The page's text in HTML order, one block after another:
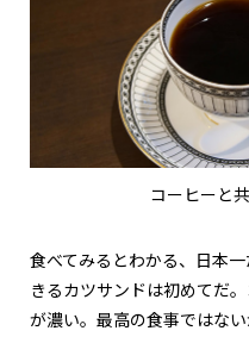
コーヒーと
食べてみるとわかる、日本
きるカツサンドは初めてだ
が濃い。最高の食事ではない